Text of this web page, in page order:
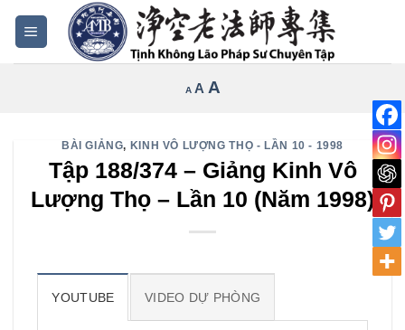
Bỏ
qua
nội
A Decrease
size.
AReset
size.
AIncrease
size.
BÀI GIẢNG, KINH VÔ LƯỢNG THỌ - LẦN 10 - 1998
Tập 188/374 – Giảng Kinh Vô
Lượng Thọ – Lần 10 (Năm 1998)
YOUTUBE VIDEO DỰ PHÒNG